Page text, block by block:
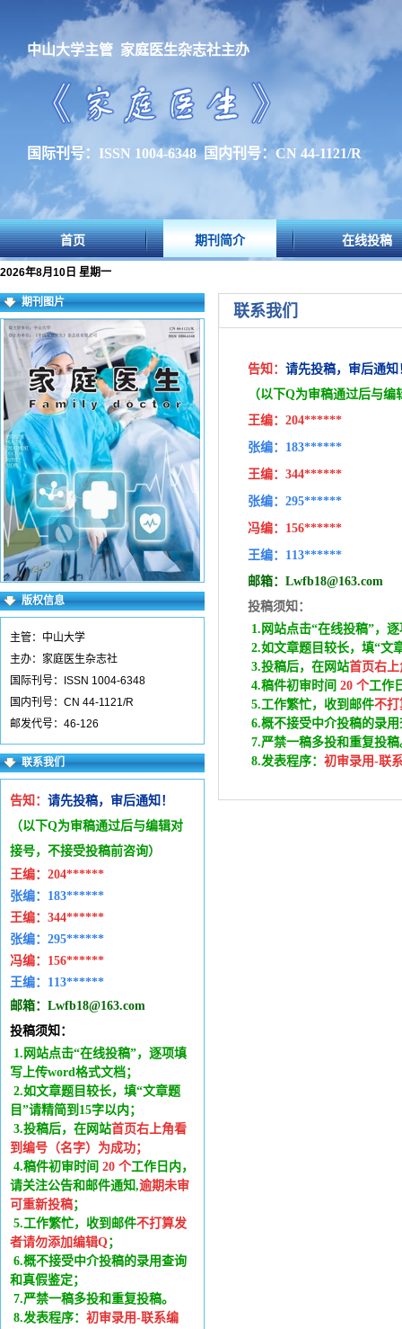
中山大学主管 家庭医生杂志社主办
国际刊号：ISSN 1004-6348 国内刊号：CN 44-1121/R
首页 期刊简介 在线投稿
2026年8月10日 星期一
期刊图片
版权信息
主管：中山大学
主办：家庭医生杂志社
国际刊号：ISSN 1004-6348
国内刊号：CN 44-1121/R
邮发代号：46-126
联系我们
告知： 请先投稿，审后通知！
（以下Q为审稿通过后与编辑对
接号，不接受投稿前咨询）
王编： 204******
张编：183******
王编： 344******
张编：295******
冯编： 156******
王编： 113******
邮箱： Lwfb18@163.com
投稿须知：
1.网站点击“在线投稿”，逐项填
写上传word格式文档；
2.如文章题目较长，填“文章题
目”请精简到15字以内；
3.投稿后，在网站首页右上角看
到编号（名字）为成功；
4.稿件初审时间 20 个工作日内 ，
请关注公告和邮件通知,逾期未审
可重新投稿；
5.工作繁忙，收到邮件不打算发
者请勿添加编辑Q；
6.概不接受中介投稿的录用查询
和真假鉴定；
7.严禁一稿多投和重复投稿。
8.发表程序： 初审录用-联系编
联系我们
告知： 请先投稿，审后通知
（以下Q为审稿通过后与编
王编： 204******
张编：183******
王编： 344******
张编：295******
冯编： 156******
王编： 113******
邮箱： Lwfb18@163.com
投稿须知：
1.网站点击“在线投稿”，
2.如文章题目较长，填“文
3.投稿后，在网站首页右
4.稿件初审时间 20 个工作
5.工作繁忙，收到邮件不打
6.概不接受中介投稿的录
7.严禁一稿多投和重复投稿
8.发表程序： 初审录用-联